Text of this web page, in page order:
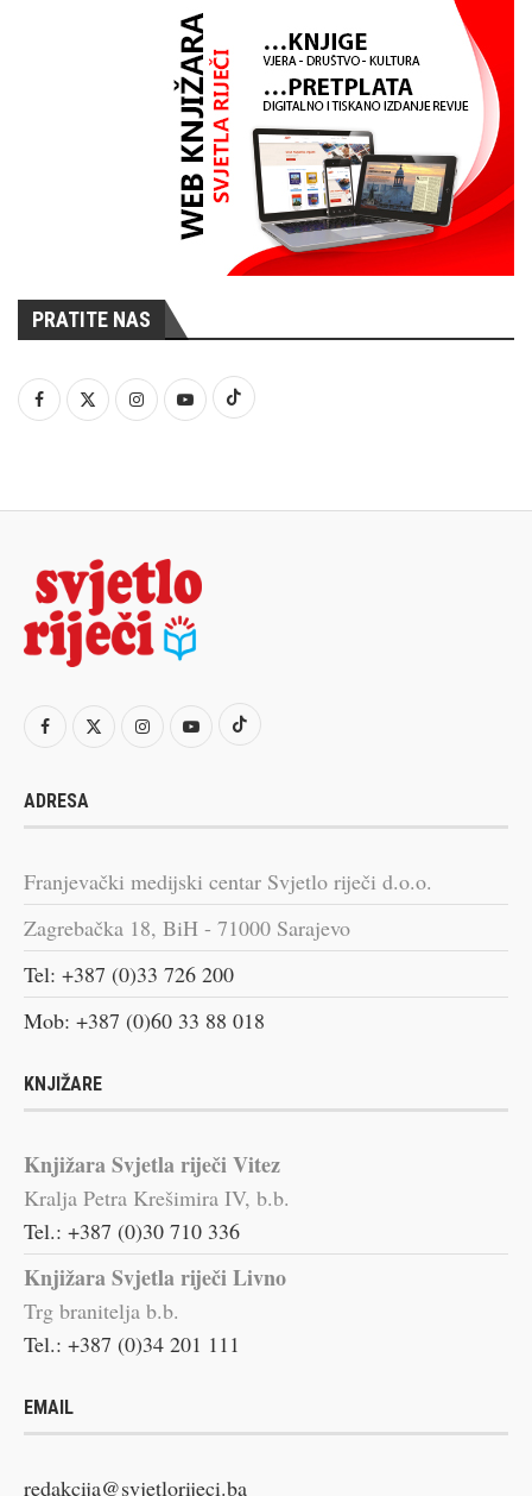
PRATITE NAS
ADRESA
Franjevački medijski centar Svjetlo riječi d.o.o.
Zagrebačka 18, BiH - 71000 Sarajevo
Tel: +387 (0)33 726 200
Mob: +387 (0)60 33 88 018
KNJIŽARE
Knjižara Svjetla riječi Vitez
Kralja Petra Krešimira IV, b.b.
Tel.: +387 (0)30 710 336
Knjižara Svjetla riječi Livno
Trg branitelja b.b.
Tel.: +387 (0)34 201 111
EMAIL
redakcija@svjetlorijeci.ba